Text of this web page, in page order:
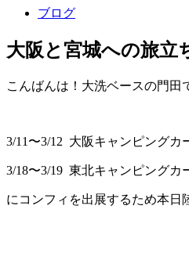
ブログ
大阪と宮城への旅立
こんばんは！大洗ベースの門田
3/11〜3/12 大阪キャンピングカ
3/18〜3/19 東北キャンピングカ
にコンフィを出展するため本日